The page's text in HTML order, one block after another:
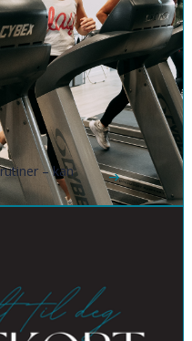
– kan